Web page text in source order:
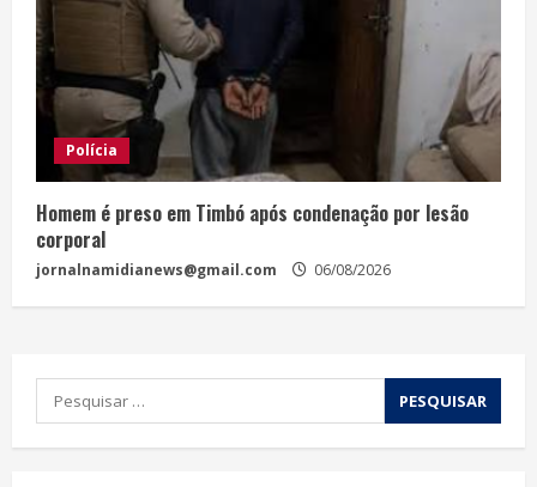
Polícia
Homem é preso em Timbó após condenação por lesão
corporal
jornalnamidianews@gmail.com 06/08/2026